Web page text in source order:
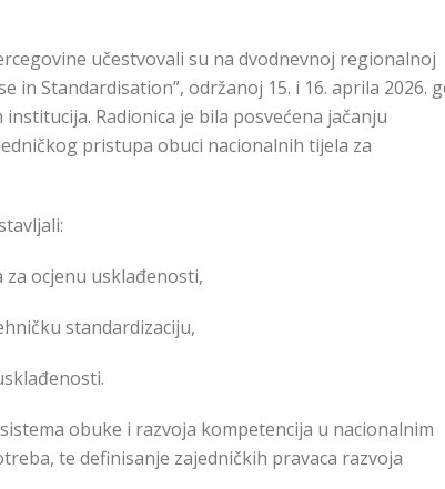
učestvovali su na dvodnevnoj regionalnoj
in Standardisation”, održanoj 15. i 16. aprila 2026.
Radionica je bila posvećena jačanju
pristupa obuci nacionalnih tijela za
ocjenu usklađenosti,
standardizaciju,
.
obuke i razvoja kompetencija u nacionalnim
te definisanje zajedničkih pravaca razvoja